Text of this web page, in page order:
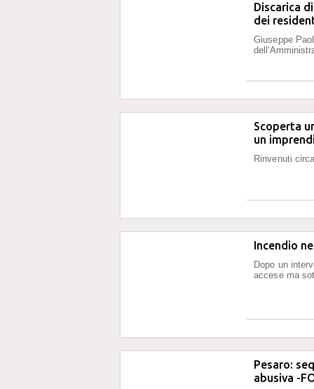
Discarica
dei
Giuseppe
Scoperta
un
Rinvenuti
Incendio
Dopo un
accese ma
Pesaro:
abusiva -